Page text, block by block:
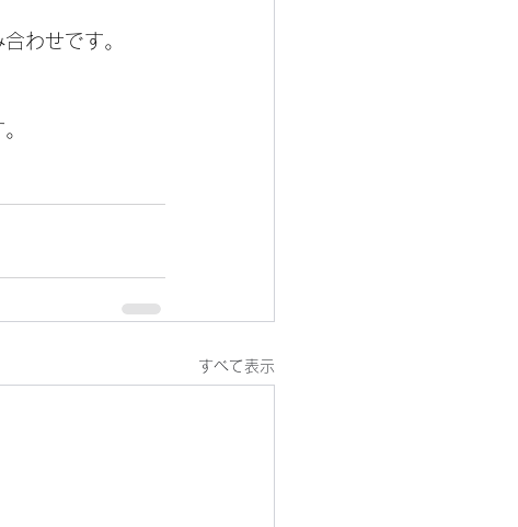
わせです。
すべて表示